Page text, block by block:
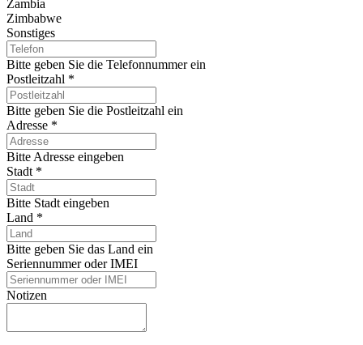
Zambia
Zimbabwe
Sonstiges
Bitte geben Sie die Telefonnummer ein
Postleitzahl *
Bitte geben Sie die Postleitzahl ein
Adresse *
Bitte Adresse eingeben
Stadt *
Bitte Stadt eingeben
Land *
Bitte geben Sie das Land ein
Seriennummer oder IMEI
Notizen